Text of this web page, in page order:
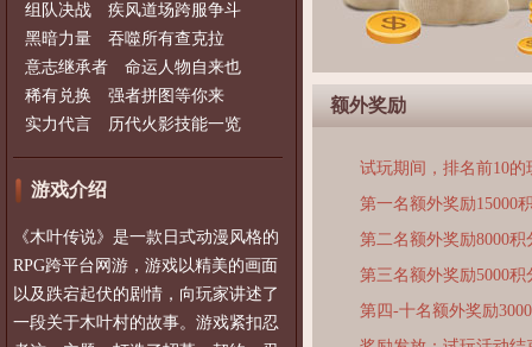
组队决战 疾风道场跨服争斗
黑暗力量 吞噬所有查克拉
意志继承者 命运人物自来也
稀有兑换 强者拼图等你来
实力代言 历代火影技能一览
游戏介绍
《木叶传说》是一款日式动漫风格的
RPG跨平台网游，游戏以精美的画面
以及跌宕起伏的剧情，向玩家讲述了
一段关于木叶村的故事。游戏紧扣忍
额外奖励
试玩期间，排名前10
第一名额外奖励15000
第二名额外奖励8000积
第三名额外奖励5000积
第四-十名额外奖励